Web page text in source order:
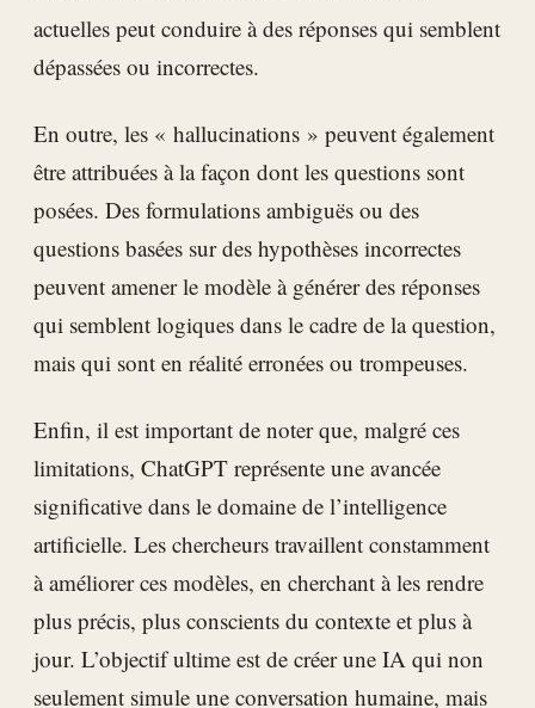
actuelles peut conduire à des réponses qui semblent
dépassées ou incorrectes.
En outre, les « hallucinations » peuvent également
être attribuées à la façon dont les questions sont
posées. Des formulations ambiguës ou des
questions basées sur des hypothèses incorrectes
peuvent amener le modèle à générer des réponses
qui semblent logiques dans le cadre de la question,
mais qui sont en réalité erronées ou trompeuses.
Enfin, il est important de noter que, malgré ces
limitations, ChatGPT représente une avancée
significative dans le domaine de l’intelligence
artificielle. Les chercheurs travaillent constamment
à améliorer ces modèles, en cherchant à les rendre
plus précis, plus conscients du contexte et plus à
jour. L’objectif ultime est de créer une IA qui non
seulement simule une conversation humaine, mais